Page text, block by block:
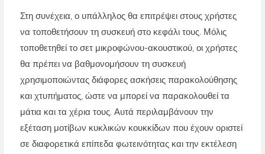
Στη συνέχεια, ο υπάλληλος θα επιτρέψει στους χρήστες
να τοποθετήσουν τη συσκευή στο κεφάλι τους. Μόλις
τοποθετηθεί το σετ μικροφώνου-ακουστικού, οι χρήστες
θα πρέπει να βαθμονομήσουν τη συσκευή
χρησιμοποιώντας διάφορες ασκήσεις παρακολούθησης
και χτυπήματος, ώστε να μπορεί να παρακολουθεί τα
μάτια και τα χέρια τους. Αυτά περιλαμβάνουν την
εξέταση μοτίβων κυκλικών κουκκίδων που έχουν οριστεί
σε διαφορετικά επίπεδα φωτεινότητας και την εκτέλεση